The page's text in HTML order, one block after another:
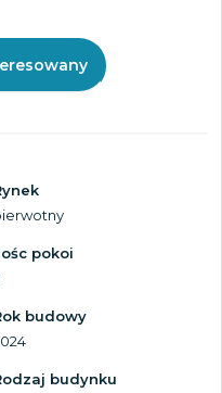
pokoi
budowy
budynku